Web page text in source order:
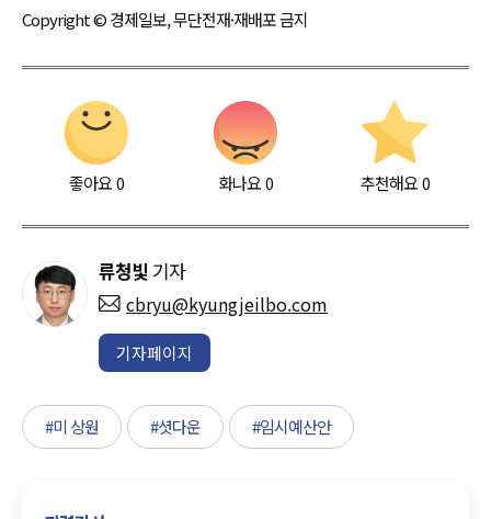
Copyright © 경제일보, 무단전재·재배포 금지
좋아요0 화나요0 추천해요 0
류청빛 기자
cbryu@kyungjeilbo.com
기자페이지
#미 상원 #셧다운 #임시예산안